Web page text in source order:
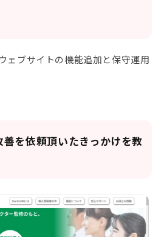
ェブサイトの機能追加と保守運用
善を依頼頂いたきっかけを教